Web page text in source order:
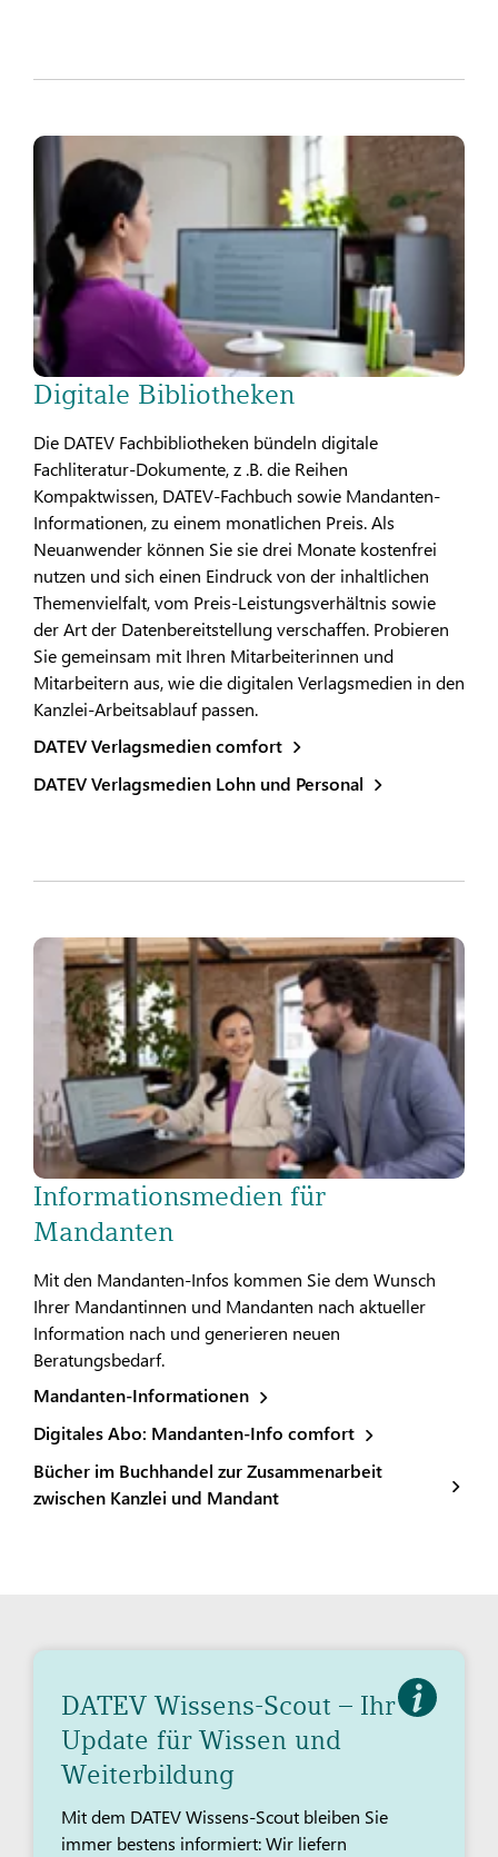
Digitale Bibliotheken
Die DATEV Fachbibliotheken bündeln digitale
Fachliteratur-Dokumente, z .B. die Reihen
Kompaktwissen, DATEV-Fachbuch sowie Mandanten-
Informationen, zu einem monatlichen Preis. Als
Neuanwender können Sie sie drei Monate kostenfrei
nutzen und sich einen Eindruck von der inhaltlichen
Themenvielfalt, vom Preis-Leistungsverhältnis sowie
der Art der Datenbereitstellung verschaffen. Probieren
Sie gemeinsam mit Ihren Mitarbeiterinnen und
Mitarbeitern aus, wie die digitalen Verlagsmedien in den
Kanzlei-Arbeitsablauf passen.
DATEV Verlagsmedien comfort
DATEV Verlagsmedien Lohn und Personal
Informationsmedien für
Mandanten
Mit den Mandanten-Infos kommen Sie dem Wunsch
Ihrer Mandantinnen und Mandanten nach aktueller
Information nach und generieren neuen
Beratungsbedarf.
Mandanten-Informationen
Digitales Abo: Mandanten-Info comfort
Bücher im Buchhandel zur Zusammenarbeit
zwischen Kanzlei und Mandant
DATEV Wissens-Scout – Ihr
Update für Wissen und
Weiterbildung
Mit dem DATEV Wissens-Scout bleiben Sie
immer bestens informiert: Wir liefern